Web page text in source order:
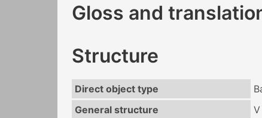
Gloss and
Structure
Direct object type
General structure